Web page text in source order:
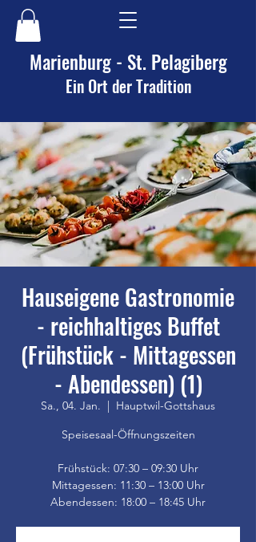
Marienburg - St. Pelagiberg
Ein Ort der Tradition
Hauseigene Gastronomie
- reichhaltiges Buffet
(Frühstück - Mittagessen
- Abendessen) (1)
Sa., 04. Jan.
  |
Hauptwil-Gottshaus
Speisesaal-Öffnungszeiten
Frühstück: 07:30 – 09:30 Uhr
Mittagessen: 11:30 – 13:00 Uhr